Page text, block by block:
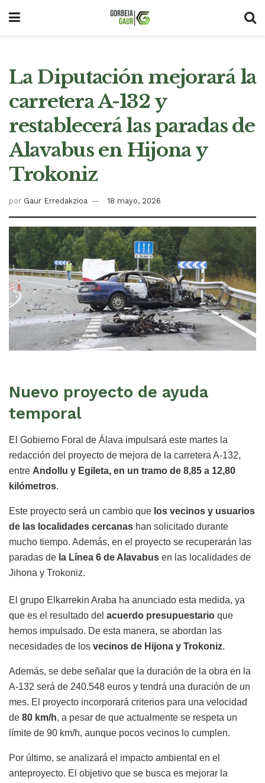
La Diputación mejorará la
carretera A-132 y
restablecerá las paradas de
Alavabus en Hijona y
Trokoniz
por Gaur Erredakzioa 18 mayo, 2026
Nuevo proyecto de ayuda
temporal
El Gobierno Foral de Álava impulsará este martes la
redacción del proyecto de mejora de la carretera A-132,
entre Andollu y Egileta, en un tramo de 8,85 a 12,80
kilómetros.
Este proyecto será un cambio que los vecinos y usuarios
de las localidades cercanas han solicitado durante
mucho tiempo. Además, en el proyecto se recuperarán las
paradas de la Línea 6 de Alavabus en las localidades de
Jihona y Trokoniz.
El grupo Elkarrekin Araba ha anunciado esta medida, ya
que es el resultado del acuerdo presupuestario que
hemos impulsado. De esta manera, se abordan las
necesidades de los vecinos de Hijona y Trokoniz.
Además, se debe señalar que la duración de la obra en la
A-132 será de 240.548 euros y tendrá una duración de un
mes. El proyecto incorporará criterios para una velocidad
de 80 km/h, a pesar de que actualmente se respeta un
límite de 90 km/h, aunque pocos vecinos lo cumplen.
Por último, se analizará el impacto ambiental en el
anteproyecto. El objetivo que se busca es mejorar la